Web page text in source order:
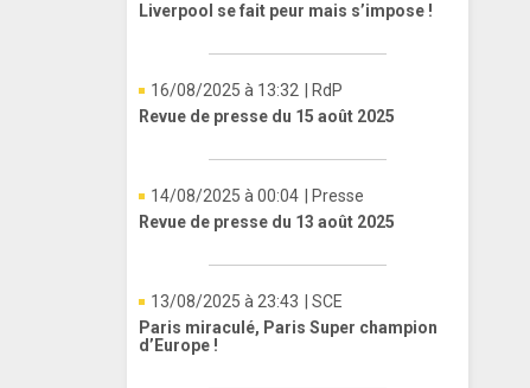
Liverpool se fait peur mais s’impose !
16/08/2025 à 13:32
| RdP
Revue de presse du 15 août 2025
14/08/2025 à 00:04
| Presse
Revue de presse du 13 août 2025
13/08/2025 à 23:43
| SCE
Paris miraculé, Paris Super champion
d’Europe !